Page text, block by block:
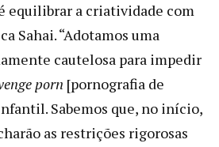
equilibrar a criatividade com
Sahai. “Adotamos uma
cautelosa para impedir
porn [pornografia de
Sabemos que, no início,
as restrições rigorosas